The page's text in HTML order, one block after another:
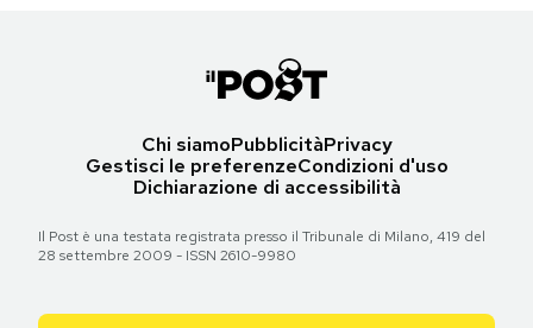
Chi siamoPubblicitàPrivacy
Gestisci le preferenzeCondizioni d'uso
Dichiarazione di accessibilità
Il Post è una testata registrata presso il Tribunale di Milano, 419 del
28 settembre 2009 - ISSN 2610-9980